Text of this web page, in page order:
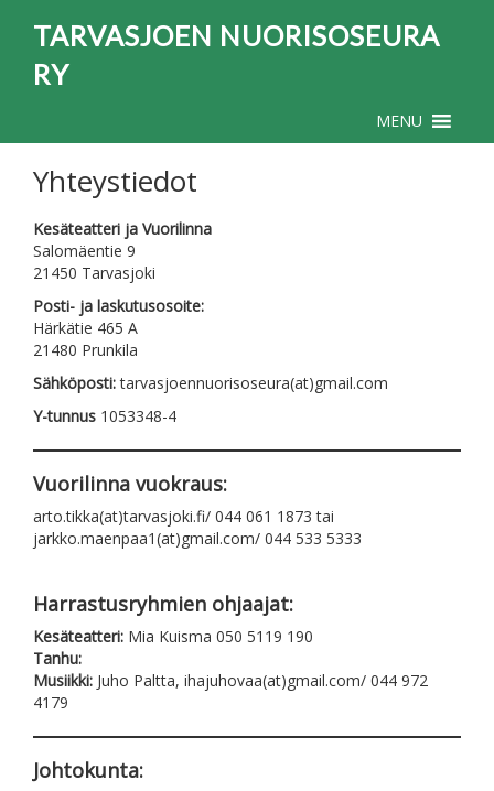
TARVASJOEN NUORISOSEURA
RY
MENU
Yhteystiedot
Kesäteatteri ja Vuorilinna
Salomäentie 9
21450 Tarvasjoki
Posti- ja laskutusosoite:
Härkätie 465 A
21480 Prunkila
Sähköposti:tarvasjoennuorisoseura(at)gmail.com
Y-tunnus 1053348-4
Vuorilinna vuokraus:
arto.tikka(at)tarvasjoki.fi/ 044 061 1873 tai
jarkko.maenpaa1(at)gmail.com/ 044 533 5333
Harrastusryhmien ohjaajat:
Kesäteatteri: Mia Kuisma 050 5119 190
Tanhu:
Musiikki: Juho Paltta, ihajuhovaa(at)gmail.com/ 044 972
4179
Johtokunta: